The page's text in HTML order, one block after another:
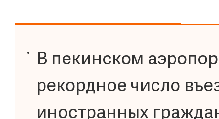
В пекинском
рекордное число
иностранных